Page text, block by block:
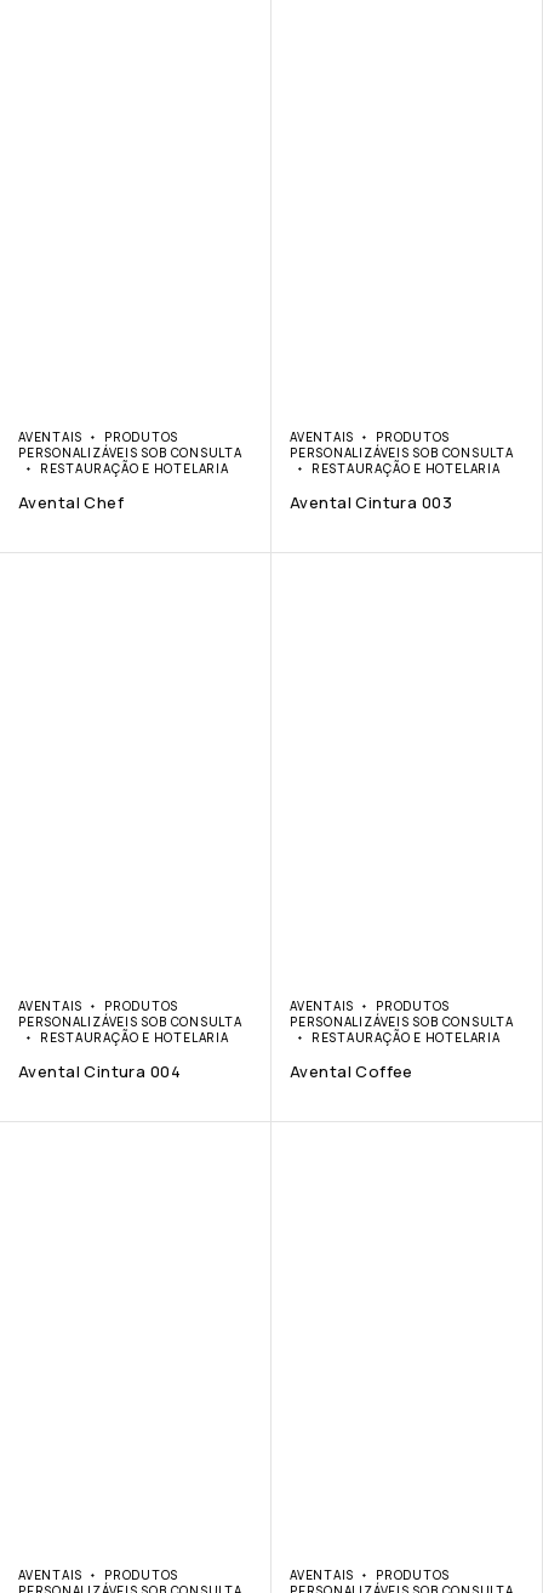
AVENTAIS
PRODUTOS
PERSONALIZÁVEIS SOB CONSULTA
RESTAURAÇÃO E HOTELARIA
Avental Chef
AVENTAIS
PRODUTOS
PERSONALIZÁVEIS SOB CONSULTA
RESTAURAÇÃO E HOTELARIA
Avental Cintura 003
AVENTAIS
PRODUTOS
PERSONALIZÁVEIS SOB CONSULTA
RESTAURAÇÃO E HOTELARIA
Avental Cintura 004
AVENTAIS
PRODUTOS
PERSONALIZÁVEIS SOB CONSULTA
RESTAURAÇÃO E HOTELARIA
Avental Coffee
AVENTAIS
PRODUTOS
AVENTAIS
PRODUTOS